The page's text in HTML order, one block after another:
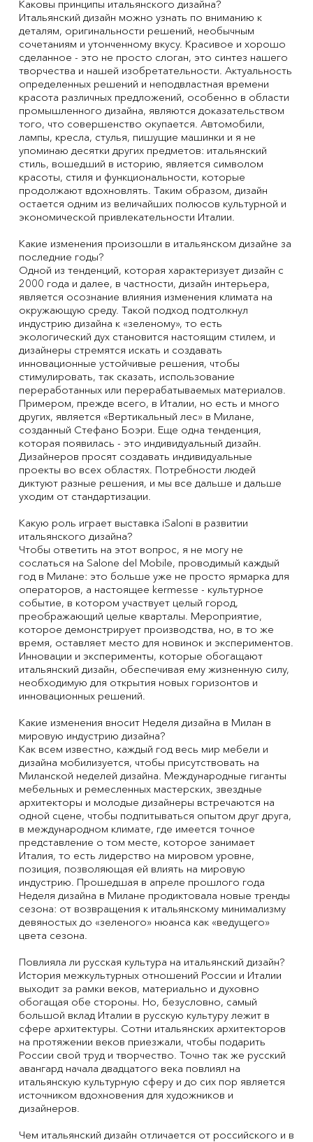
Каковы принципы итальянского дизайна?
Итальянский дизайн можно узнать по вниманию к
деталям, оригинальности решений, необычным
сочетаниям и утонченному вкусу. Красивое и хорошо
сделанное - это не просто слоган, это синтез нашего
творчества и нашей изобретательности. Актуальность
определенных решений и неподвластная времени
красота различных предложений, особенно в области
промышленного дизайна, являются доказательством
того, что совершенство окупается. Автомобили,
лампы, кресла, стулья, пишущие машинки и я не
упоминаю десятки других предметов: итальянский
стиль, вошедший в историю, является символом
красоты, стиля и функциональности, которые
продолжают вдохновлять. Таким образом, дизайн
остается одним из величайших полюсов культурной и
экономической привлекательности Италии.
Какие изменения произошли в итальянском дизайне за
последние годы?
Одной из тенденций, которая характеризует дизайн с
2000 года и далее, в частности, дизайн интерьера,
является осознание влияния изменения климата на
окружающую среду. Такой подход подтолкнул
индустрию дизайна к «зеленому», то есть
экологический дух становится настоящим стилем, и
дизайнеры стремятся искать и создавать
инновационные устойчивые решения, чтобы
стимулировать, так сказать, использование
переработанных или перерабатываемых материалов.
Примером, прежде всего, в Италии, но есть и много
других, является «Вертикальный лес» в Милане,
созданный Стефано Боэри. Еще одна тенденция,
которая появилась - это индивидуальный дизайн.
Дизайнеров просят создавать индивидуальные
проекты во всех областях. Потребности людей
диктуют разные решения, и мы все дальше и дальше
уходим от стандартизации.
Какую роль играет выставка iSaloni в развитии
итальянского дизайна?
Чтобы ответить на этот вопрос, я не могу не
сослаться на Salone del Mobile, проводимый каждый
год в Милане: это больше уже не просто ярмарка для
операторов, а настоящее kermesse - культурное
событие, в котором участвует целый город,
преображающий целые кварталы. Мероприятие,
которое демонстрирует производства, но, в то же
время, оставляет место для новинок и экспериментов.
Инновации и эксперименты, которые обогащают
итальянский дизайн, обеспечивая ему жизненную силу,
необходимую для открытия новых горизонтов и
инновационных решений.
Какие изменения вносит Неделя дизайна в Милан в
мировую индустрию дизайна?
Как всем известно, каждый год весь мир мебели и
дизайна мобилизуется, чтобы присутствовать на
Миланской неделей дизайна. Международные гиганты
мебельных и ремесленных мастерских, звездные
архитекторы и молодые дизайнеры встречаются на
одной сцене, чтобы подпитываться опытом друг друга,
в международном климате, где имеется точное
представление о том месте, которое занимает
Италия, то есть лидерство на мировом уровне,
позиция, позволяющая ей влиять на мировую
индустрию. Прошедшая в апреле прошлого года
Неделя дизайна в Милане продиктовала новые тренды
сезона: от возвращения к итальянскому минимализму
девяностых до «зеленого» нюанса как «ведущего»
цвета сезона.
Повлияла ли русская культура на итальянский дизайн?
История межкультурных отношений России и Италии
выходит за рамки веков, материально и духовно
обогащая обе стороны. Но, безусловно, самый
большой вклад Италии в русскую культуру лежит в
сфере архитектуры. Сотни итальянских архитекторов
на протяжении веков приезжали, чтобы подарить
России свой труд и творчество. Точно так же русский
авангард начала двадцатого века повлиял на
итальянскую культурную сферу и до сих пор является
источником вдохновения для художников и
дизайнеров.
Чем итальянский дизайн отличается от российского и в